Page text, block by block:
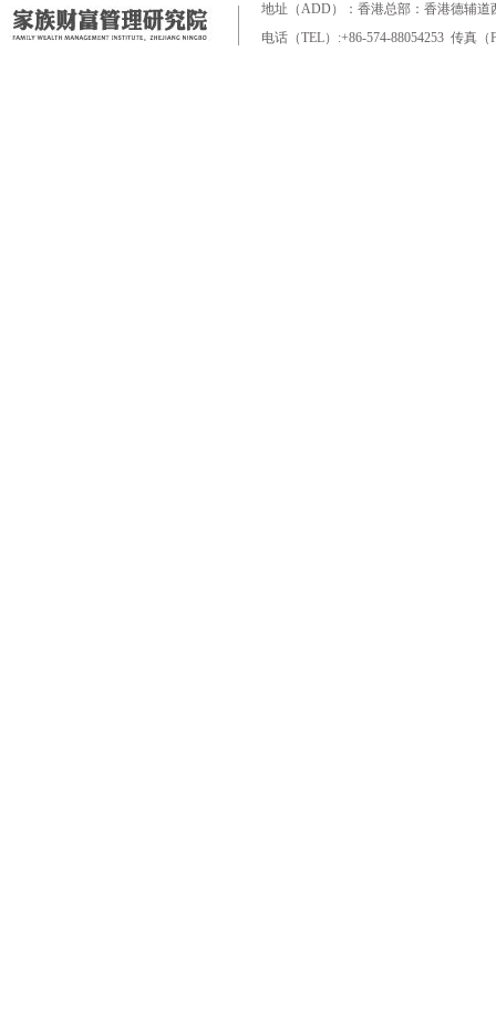
地址（ADD）：香港总部：香港德辅道
电话（TEL）:+86-574-88054253 传真